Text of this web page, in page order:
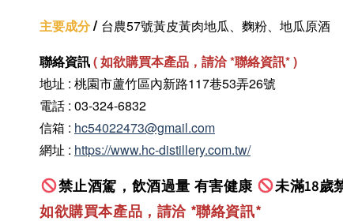
主要成分/ 台農57號黃皮黃肉地瓜、麴粉、地瓜原酒
聯絡資訊(如欲購買本產品，請洽 *聯絡資訊* )
地址 : 桃園市蘆竹區內新路117巷53弄26號
電話 : 03-324-6832
信箱 : hc54022473@gmail.com
網址 : https://www.hc-distillery.com.tw/
禁止酒駕，飲酒過量 有害健康
未滿18歲
如欲購買本產品，請洽 *聯絡資訊*